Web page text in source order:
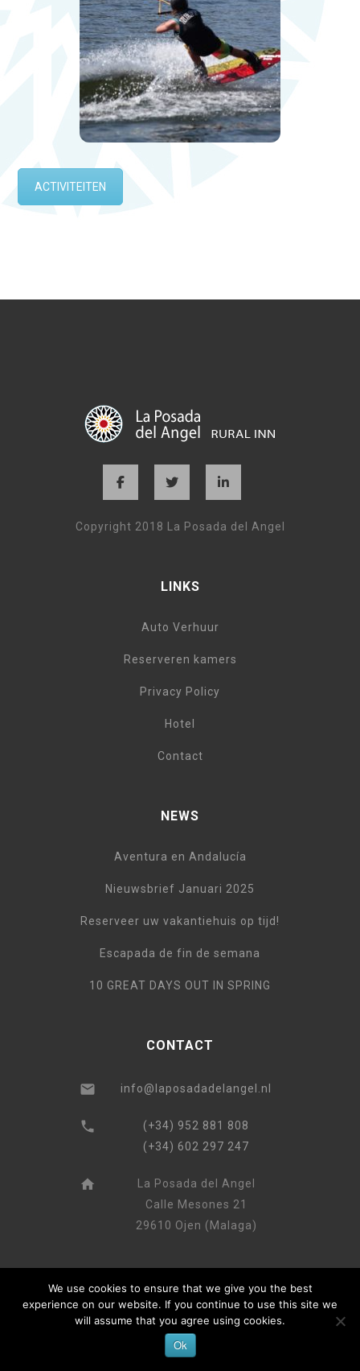
ACTIVITEITEN
Copyright 2018 La Posada del Angel
LINKS
Auto Verhuur
Reserveren kamers
Privacy Policy
Hotel
Contact
NEWS
Aventura en Andalucía
Nieuwsbrief Januari 2025
Reserveer uw vakantiehuis op tijd!
Escapada de fin de semana
10 GREAT DAYS OUT IN SPRING
CONTACT
info@laposadadelangel.nl
(+34) 952 881 808
(+34) 602 297 247
La Posada del Angel
Calle Mesones 21
29610 Ojen (Malaga)
We use cookies to ensure that we give you the best
experience on our website. If you continue to use this site we
will assume that you agree using cookies.
Ok